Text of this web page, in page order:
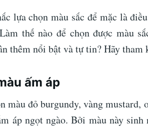
lựa chọn màu sắc để mặc là
thế nào để chọn được màu
thêm nổi bật và tự tin? Hãy tham
ấm áp
màu đỏ burgundy, vàng mustard,
áp ngọt ngào. Bởi màu này